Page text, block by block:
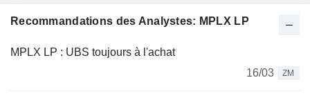
Recommandations des Analystes: MPLX LP
MPLX LP : UBS toujours à l'achat
16/03
ZM